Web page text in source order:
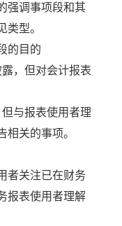
强调事项段和其
型。
的目的
，但对会计报表
与报表使用者理
关的事项。
者关注已在财务
报表使用者理解